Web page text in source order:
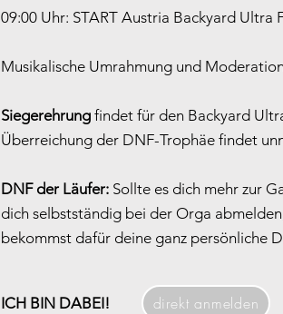
09:00 Uhr: START Austria Backyard Ultra
Musikalische Umrahmung und
Siegerehrung findet für den Backyard
Überreichung der DNF-Trophäe findet
DNF der Läufer: Sollte es dich mehr zur
dich selbstständig bei der Orga
bekommst dafür deine ganz persönliche
ICH BIN DABEI! direkt anmelden